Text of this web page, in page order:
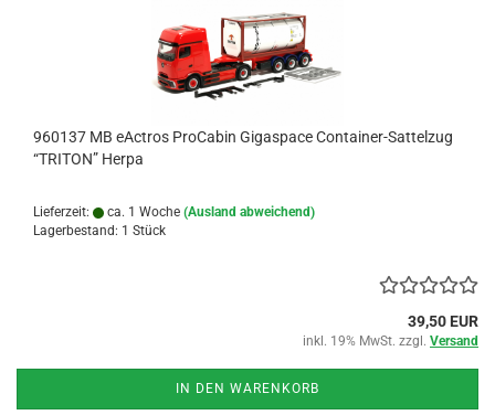
960137 MB eActros ProCabin Gigaspace Container-Sattelzug
“TRITON” Herpa
Lieferzeit: ca. 1 Woche (Ausland abweichend)
Lagerbestand: 1 Stück
39,50 EUR
inkl. 19% MwSt. zzgl. Versand
IN DEN WARENKORB